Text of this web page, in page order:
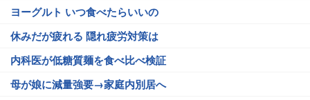
ヨーグルト いつ食べたらいいの
休みだが疲れる 隠れ疲労対策は
内科医が低糖質麺を食べ比べ検証
母が娘に減量強要→家庭内別居へ